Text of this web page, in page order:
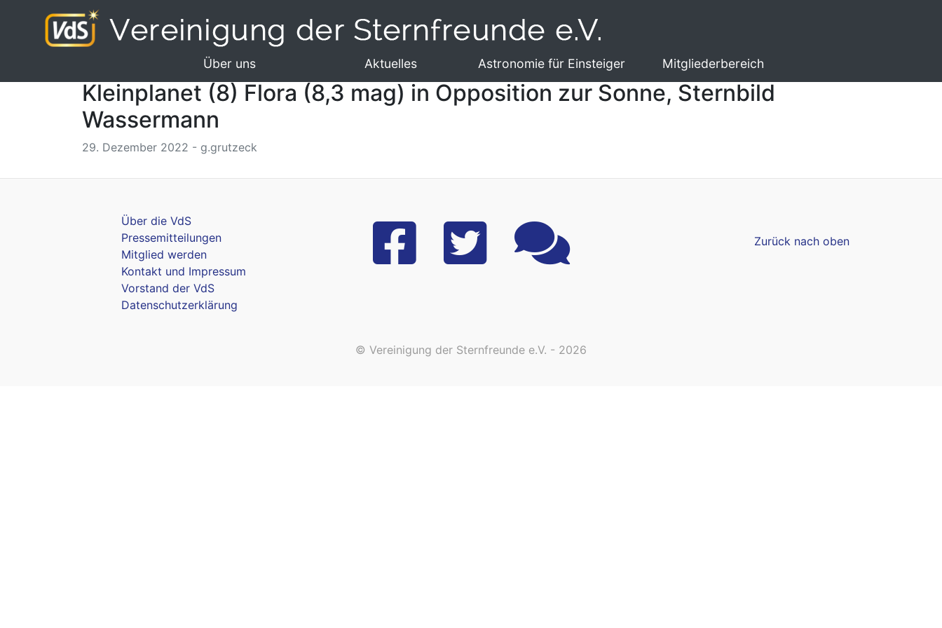
Über uns Aktuelles Astronomie für Einsteiger Mitgliederbereich
Kleinplanet (8) Flora (8,3 mag) in Opposition zur Sonne, Sternbild
Wassermann
29. Dezember 2022 - g.grutzeck
Über die VdS
Pressemitteilungen
Mitglied werden
Kontakt und Impressum
Vorstand der VdS
Datenschutzerklärung
Zurück nach oben
© Vereinigung der Sternfreunde e.V. - 2026